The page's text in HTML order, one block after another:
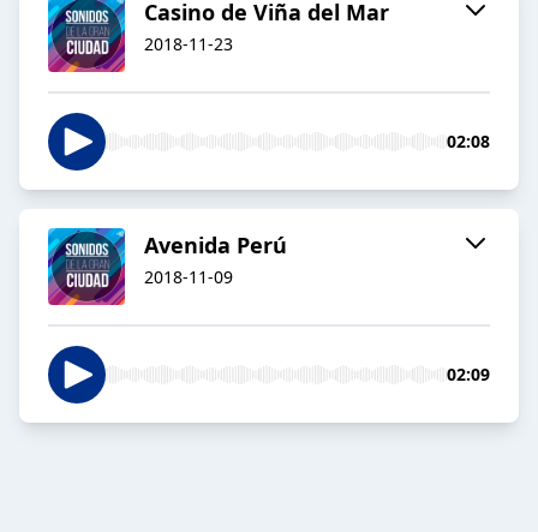
Casino de Viña del Mar
2018-11-23
02:08
Avenida Perú
2018-11-09
02:09